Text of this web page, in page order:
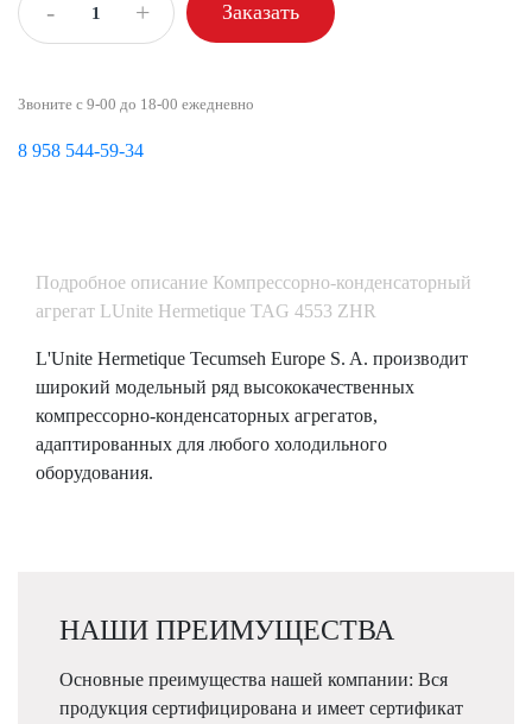
- + Заказать
Звоните с 9-00 до 18-00 ежедневно
8 958 544-59-34
Подробное описание Компрессорно-конденсаторный
агрегат LUnite Hermetique TAG 4553 ZHR
L'Unite Hermetique Tecumseh Europe S. A. производит
широкий модельный ряд высококачественных
компрессорно-конденсаторных агрегатов,
адаптированных для любого холодильного
оборудования.
НАШИ ПРЕИМУЩЕСТВА
Основные преимущества нашей компании: Вся
продукция сертифицирована и имеет сертификат